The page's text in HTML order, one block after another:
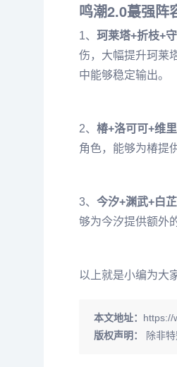
鸣潮2.0蕞强阵
1、 珂莱塔+折枝+
伤，大幅提升珂莱
中能够稳定输出。
2、 椿+洛可可+维
角色，能够为椿提
3、 今汐+渊武+白芷
够为今汐提供额外
以上就是小编为大
本文地址： https://
版权声明：
除非